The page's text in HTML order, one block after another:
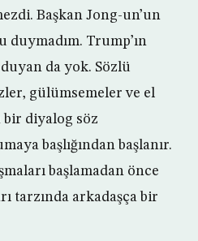
Başkan Jong-un’un
Trump’ın
da yok. Sözlü
gülümsemeler ve el
bir diyalog söz
başlığından başlanır.
başlamadan önce
tarzında arkadaşça bir